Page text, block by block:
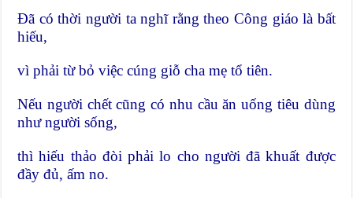
Đã có thời người ta nghĩ rằng theo Công giáo là bất
hiếu,
vì phải từ bỏ việc cúng giỗ cha mẹ tổ tiên.
Nếu người chết cũng có nhu cầu ăn uống tiêu dùng
như người sống,
thì hiếu thảo đòi phải lo cho người đã khuất được
đầy đủ, ấm no.